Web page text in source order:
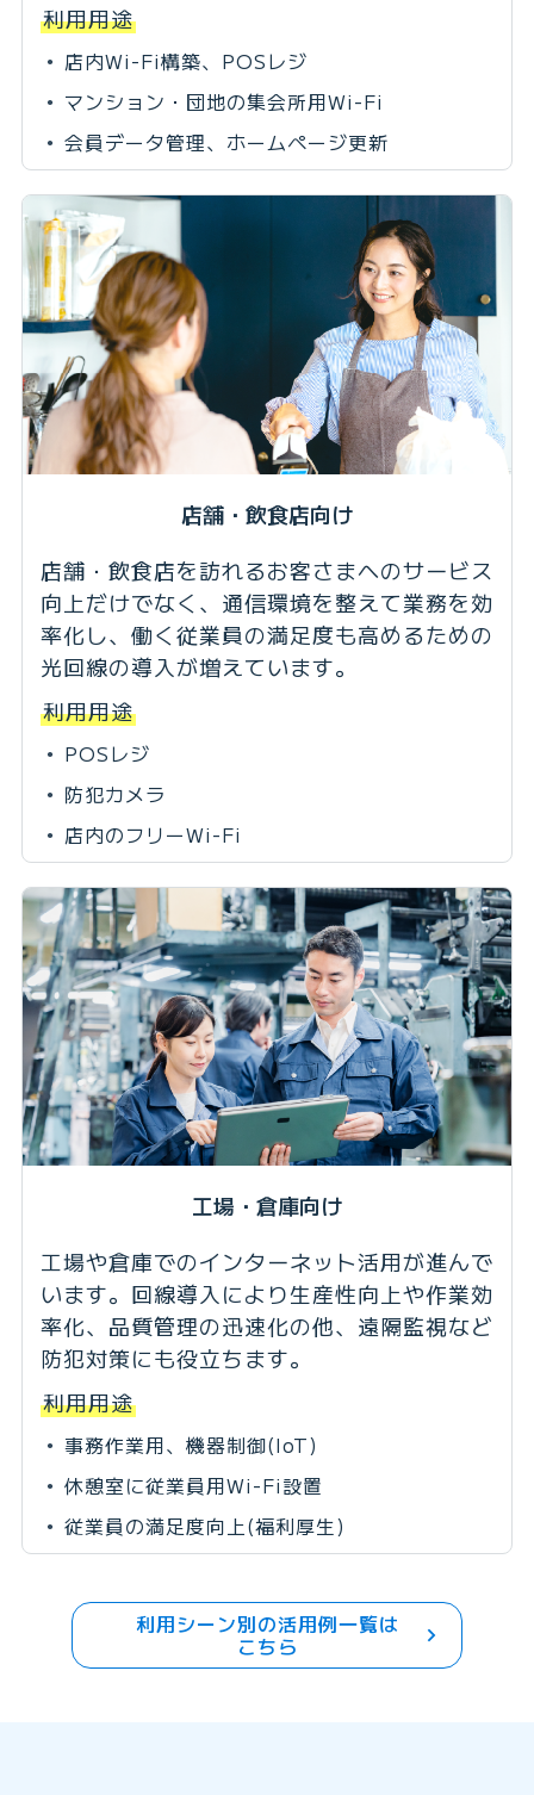
利用用途
店内Wi-Fi構築、POSレジ
マンション・団地の集会所用Wi-Fi
会員データ管理、ホームページ更新
店舗・飲食店向け
店舗・飲食店を訪れるお客さまへのサービス
向上だけでなく、通信環境を整えて業務を効
率化し、働く従業員の満足度も高めるための
光回線の導入が増えています。
利用用途
POSレジ
防犯カメラ
店内のフリーWi-Fi
工場・倉庫向け
工場や倉庫でのインターネット活用が進んで
います。回線導入により生産性向上や作業効
率化、品質管理の迅速化の他、遠隔監視など
防犯対策にも役立ちます。
利用用途
事務作業用、機器制御(IoT)
休憩室に従業員用Wi-Fi設置
従業員の満足度向上(福利厚生)
利用シーン別の活用例一覧は
こちら